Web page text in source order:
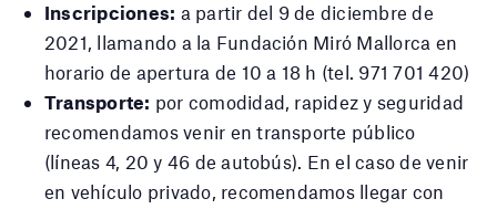
Inscripciones: a partir del 9 de diciembre de
2021, llamando a la Fundación Miró Mallorca en
horario de apertura de 10 a 18 h (tel. 971 701 420)
Transporte: por comodidad, rapidez y seguridad
recomendamos venir en transporte público
(líneas 4, 20 y 46 de autobús). En el caso de venir
en vehículo privado, recomendamos llegar con